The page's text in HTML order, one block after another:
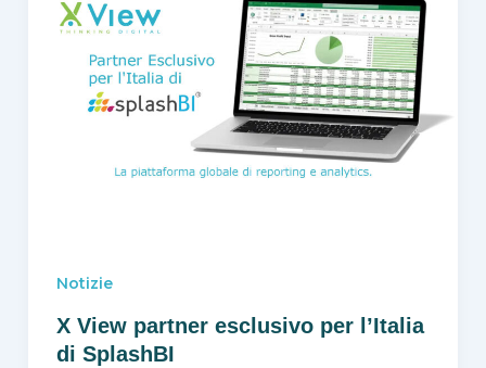
Notizie
X View partner esclusivo per l’Italia
di SplashBI